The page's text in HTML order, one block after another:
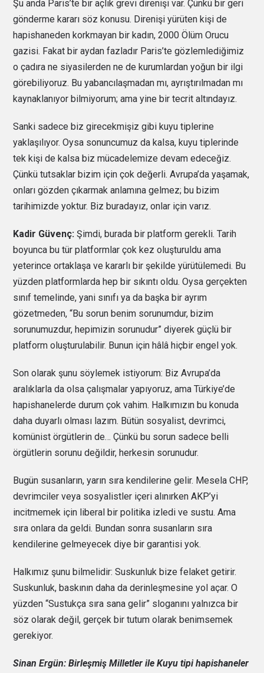
Şu anda Paris’te bir açlık grevi direnişi var. Çünkü bir geri
gönderme kararı söz konusu. Direnişi yürüten kişi de
hapishaneden korkmayan bir kadın, 2000 Ölüm Orucu
gazisi. Fakat bir aydan fazladır Paris’te gözlemlediğimiz
o çadıra ne siyasilerden ne de kurumlardan yoğun bir ilgi
görebiliyoruz. Bu yabancılaşmadan mı, ayrıştırılmadan mı
kaynaklanıyor bilmiyorum; ama yine bir tecrit altındayız.
Sanki sadece biz girecekmişiz gibi kuyu tiplerine
yaklaşılıyor. Oysa sonuncumuz da kalsa, kuyu tiplerinde
tek kişi de kalsa biz mücadelemize devam edeceğiz.
Çünkü tutsaklar bizim için çok değerli. Avrupa’da yaşamak,
onları gözden çıkarmak anlamına gelmez; bu bizim
tarihimizde yoktur. Biz buradayız, onlar için varız.
Kadir Güvenç: Şimdi, burada bir platform gerekli. Tarih
boyunca bu tür platformlar çok kez oluşturuldu ama
yeterince ortaklaşa ve kararlı bir şekilde yürütülemedi. Bu
yüzden platformlarda hep bir sıkıntı oldu. Oysa gerçekten
sınıf temelinde, yani sınıfı ya da başka bir ayrım
gözetmeden, “Bu sorun benim sorunumdur, bizim
sorunumuzdur, hepimizin sorunudur” diyerek güçlü bir
platform oluşturulabilir. Bunun için hâlâ hiçbir engel yok.
Son olarak şunu söylemek istiyorum: Biz Avrupa’da
aralıklarla da olsa çalışmalar yapıyoruz, ama Türkiye’de
hapishanelerde durum çok vahim. Halkımızın bu konuda
daha duyarlı olması lazım. Bütün sosyalist, devrimci,
komünist örgütlerin de… Çünkü bu sorun sadece belli
örgütlerin sorunu değildir, herkesin sorunudur.
Bugün susanların, yarın sıra kendilerine gelir. Mesela CHP,
devrimciler veya sosyalistler içeri alınırken AKP’yi
incitmemek için liberal bir politika izledi ve sustu. Ama
sıra onlara da geldi. Bundan sonra susanların sıra
kendilerine gelmeyecek diye bir garantisi yok.
Halkımız şunu bilmelidir: Suskunluk bize felaket getirir.
Suskunluk, baskının daha da derinleşmesine yol açar. O
yüzden “Sustukça sıra sana gelir” sloganını yalnızca bir
söz olarak değil, gerçek bir tutum olarak benimsemek
gerekiyor.
Sinan Ergün: Birleşmiş Milletler ile Kuyu tipi hapishaneler